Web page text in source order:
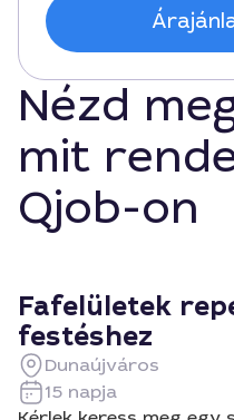
Nézd
mit
Qjob-on
Fafelületek
festéshez
Dunaújváros
15 napja